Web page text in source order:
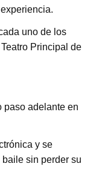
uno de los
Principal de
paso adelante en
y se
sin perder su